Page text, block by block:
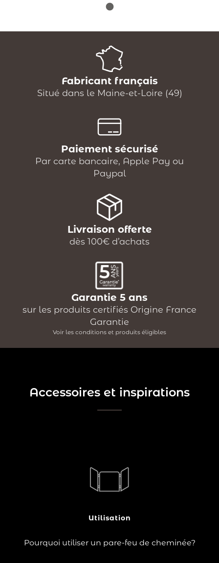
Fabricant français
Situé dans le Maine-et-Loire (49)
Paiement sécurisé
Par carte bancaire, Apple Pay ou
Paypal
Livraison offerte
dès 100€ d’achats
Garantie 5 ans
sur les produits certifiés Origine France
Garantie
Voir les conditions et produits éligibles
Accessoires et inspirations
Utilisation
Pourquoi utiliser un pare-feu de cheminée?
évite de s'approcher du foyer et retient les étincelles
Lire la suite